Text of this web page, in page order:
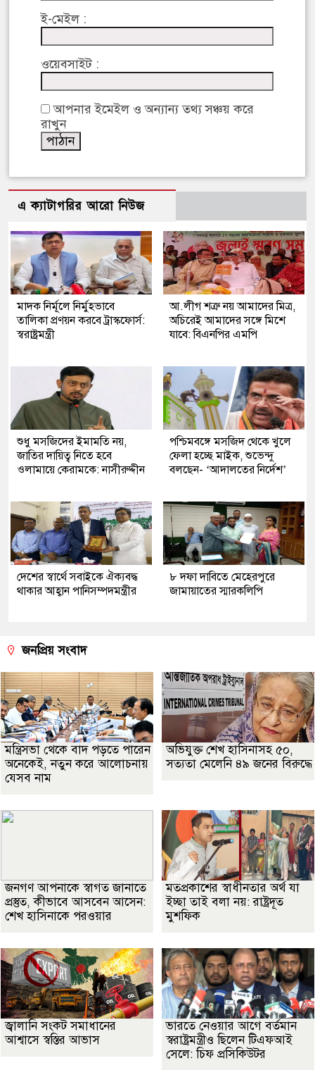
ই-মেইল :
ওয়েবসাইট :
আপনার ইমেইল ও অন্যান্য তথ্য সঞ্চয় করে
রাখুন
এ ক্যাটাগরির আরো নিউজ
মাদক নির্মূলে নির্মুহভাবে
তালিকা প্রণয়ন করবে ট্রাস্কফোর্স:
স্বরাষ্ট্রমন্ত্রী
আ.লীগ শত্রু নয় আমাদের মিত্র,
অচিরেই আমাদের সঙ্গে মিশে
যাবে: বিএনপির এমপি
শুধু মসজিদের ইমামতি নয়,
জাতির দায়িত্ব নিতে হবে
ওলামায়ে কেরামকে: নাসীরুদ্দীন
পশ্চিমবঙ্গে মসজিদ থেকে খুলে
ফেলা হচ্ছে মাইক, শুভেন্দু
বলছেন- ‘আদালতের নির্দেশ’
দেশের স্বার্থে সবাইকে ঐক্যবদ্ধ
থাকার আহ্বান পানিসম্পদমন্ত্রীর
৮ দফা দাবিতে মেহেরপুরে
জামায়াতের স্মারকলিপি
জনপ্রিয় সংবাদ
মন্ত্রিসভা থেকে বাদ পড়তে পারেন
অনেকেই, নতুন করে আলোচনায়
যেসব নাম
অভিযুক্ত শেখ হাসিনাসহ ৫০,
সত্যতা মেলেনি ৪৯ জনের বিরুদ্ধে
জনগণ আপনাকে স্বাগত জানাতে
প্রস্তুত, কীভাবে আসবেন আসেন:
শেখ হাসিনাকে পরওয়ার
মতপ্রকাশের স্বাধীনতার অর্থ যা
ইচ্ছা তাই বলা নয়: রাষ্ট্রদূত
মুশফিক
জ্বালানি সংকট সমাধানের
আশ্বাসে স্বস্তির আভাস
ভারতে নেওয়ার আগে বর্তমান
স্বরাষ্ট্রমন্ত্রীও ছিলেন টিএফআই
সেলে: চিফ প্রসিকিউটর